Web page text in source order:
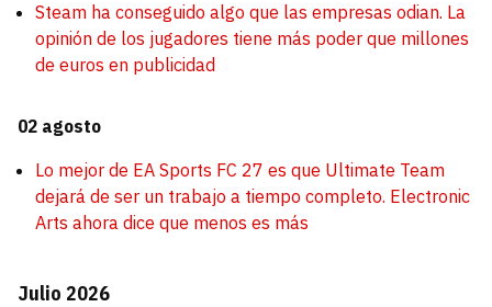
Steam ha conseguido algo que las empresas odian. La
opinión de los jugadores tiene más poder que millones
de euros en publicidad
02 agosto
Lo mejor de EA Sports FC 27 es que Ultimate Team
dejará de ser un trabajo a tiempo completo. Electronic
Arts ahora dice que menos es más
Julio 2026